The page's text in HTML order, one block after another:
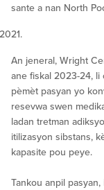
sante a nan North
An jeneral, Wright
ane fiskal 2023-24,
pèmèt pasyan yo
resevwa swen
ladan tretman
itilizasyon sibstans,
kapasite pou peye.
Tankou anpil